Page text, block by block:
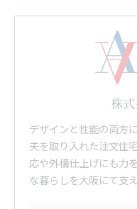
株
デザインと性能の両方
夫を取り入れた注文住
応や外構仕上げにも力
な暮らしを大阪にて支